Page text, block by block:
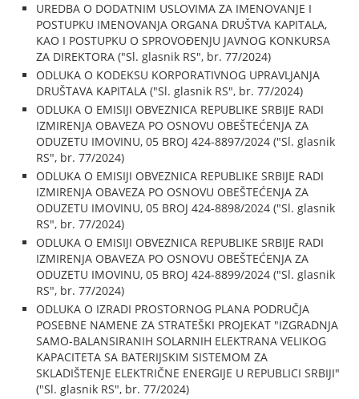
UREDBA O DODATNIM USLOVIMA ZA IMENOVANJE I
POSTUPKU IMENOVANJA ORGANA DRUŠTVA KAPITALA,
KAO I POSTUPKU O SPROVOĐENJU JAVNOG KONKURSA
ZA DIREKTORA ("Sl. glasnik RS", br. 77/2024)
ODLUKA O KODEKSU KORPORATIVNOG UPRAVLJANJA
DRUŠTAVA KAPITALA ("Sl. glasnik RS", br. 77/2024)
ODLUKA O EMISIJI OBVEZNICA REPUBLIKE SRBIJE RADI
IZMIRENJA OBAVEZA PO OSNOVU OBEŠTEĆENJA ZA
ODUZETU IMOVINU, 05 BROJ 424-8897/2024 ("Sl. glasnik
RS", br. 77/2024)
ODLUKA O EMISIJI OBVEZNICA REPUBLIKE SRBIJE RADI
IZMIRENJA OBAVEZA PO OSNOVU OBEŠTEĆENJA ZA
ODUZETU IMOVINU, 05 BROJ 424-8898/2024 ("Sl. glasnik
RS", br. 77/2024)
ODLUKA O EMISIJI OBVEZNICA REPUBLIKE SRBIJE RADI
IZMIRENJA OBAVEZA PO OSNOVU OBEŠTEĆENJA ZA
ODUZETU IMOVINU, 05 BROJ 424-8899/2024 ("Sl. glasnik
RS", br. 77/2024)
ODLUKA O IZRADI PROSTORNOG PLANA PODRUČJA
POSEBNE NAMENE ZA STRATEŠKI PROJEKAT "IZGRADNJA
SAMO-BALANSIRANIH SOLARNIH ELEKTRANA VELIKOG
KAPACITETA SA BATERIJSKIM SISTEMOM ZA
SKLADIŠTENJE ELEKTRIČNE ENERGIJE U REPUBLICI SRBIJI"
("Sl. glasnik RS", br. 77/2024)